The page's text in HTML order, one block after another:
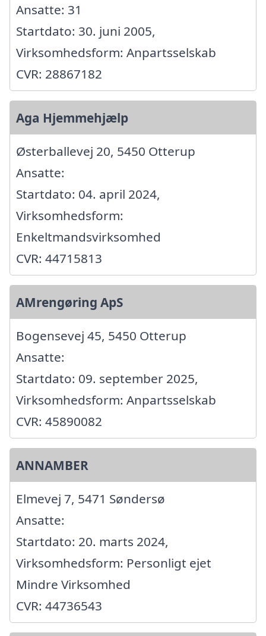
Ansatte: 31
Startdato: 30. juni 2005,
Virksomhedsform: Anpartsselskab
CVR: 28867182
Aga Hjemmehjælp
Østerballevej 20, 5450 Otterup
Ansatte:
Startdato: 04. april 2024,
Virksomhedsform:
Enkeltmandsvirksomhed
CVR: 44715813
AMrengøring ApS
Bogensevej 45, 5450 Otterup
Ansatte:
Startdato: 09. september 2025,
Virksomhedsform: Anpartsselskab
CVR: 45890082
ANNAMBER
Elmevej 7, 5471 Søndersø
Ansatte:
Startdato: 20. marts 2024,
Virksomhedsform: Personligt ejet
Mindre Virksomhed
CVR: 44736543